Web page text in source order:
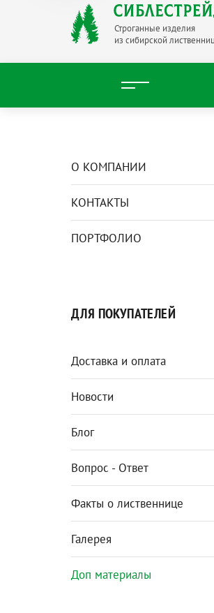
Строганные изделия
из сибирской
О КОМПАНИИ
КОНТАКТЫ
ПОРТФОЛИО
ДЛЯ ПОКУПАТЕЛЕЙ
Доставка и оплата
Новости
Блог
Вопрос - Ответ
Факты о лиственнице
Галерея
Доп материалы